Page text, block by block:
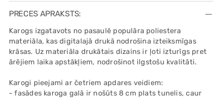
product
your
cart
PRECES APRAKSTS:
Karogs izgatavots no pasaulē populāra poliestera
materiāla, kas digitalajā drukā nodrošina izteiksmīgas
krāsas. Uz materiāla drukātais dizains ir ļoti izturīgs pret
ārējiem laika apstākļiem, nodrošinot ilgstošu kvalitāti.
Karogi pieejami ar četriem apdares veidiem:
- fasādes karoga galā ir nošūts 8 cm plats tunelis, caur